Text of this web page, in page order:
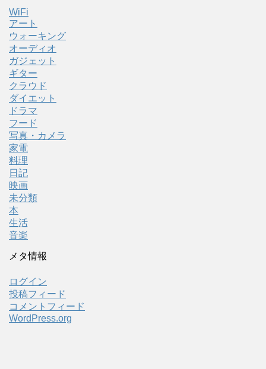
WiFi
アート
ウォーキング
オーディオ
ガジェット
ギター
クラウド
ダイエット
ドラマ
フード
写真・カメラ
家電
料理
日記
映画
未分類
本
生活
音楽
メタ情報
ログイン
投稿フィード
コメントフィード
WordPress.org